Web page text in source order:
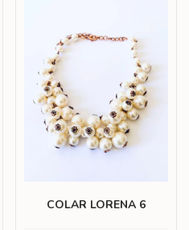
COLAR LORENA 6